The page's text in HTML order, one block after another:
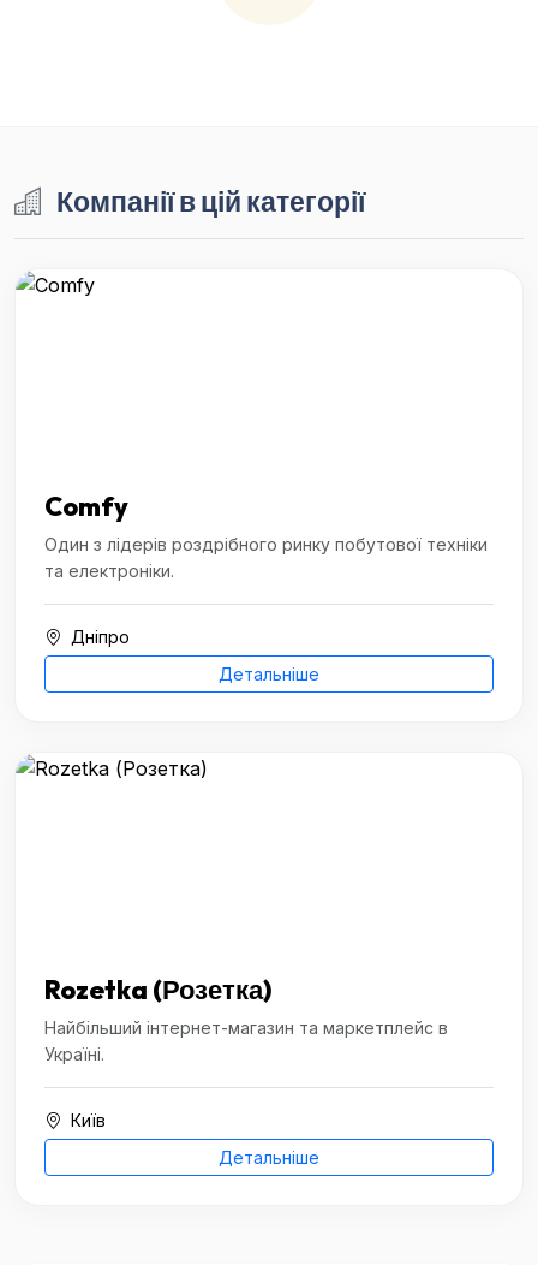
Компанії в цій категорії
Comfy
Один з лідерів роздрібного ринку побутової техніки
та електроніки.
Дніпро
Детальніше
Rozetka (Розетка)
Найбільший інтернет-магазин та маркетплейс в
Україні.
Київ
Детальніше